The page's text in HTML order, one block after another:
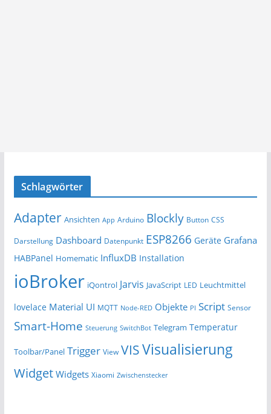
Schlagwörter
Adapter Ansichten App Arduino Blockly Button CSS
Darstellung Dashboard Datenpunkt ESP8266 Geräte Grafana
HABPanel Homematic InfluxDB Installation
ioBroker iQontrol Jarvis JavaScript LED Leuchtmittel
lovelace Material UI MQTT Node-RED Objekte PI Script Sensor
Smart-Home Steuerung SwitchBot Telegram Temperatur
Toolbar/Panel Trigger View VISVisualisierung
Widget Widgets Xiaomi Zwischenstecker